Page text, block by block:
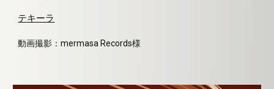
テキーラ
動画撮影：mermasa Records様